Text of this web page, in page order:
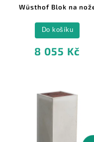
Wüsthof Blok na
8 055 Kč
Do košíku